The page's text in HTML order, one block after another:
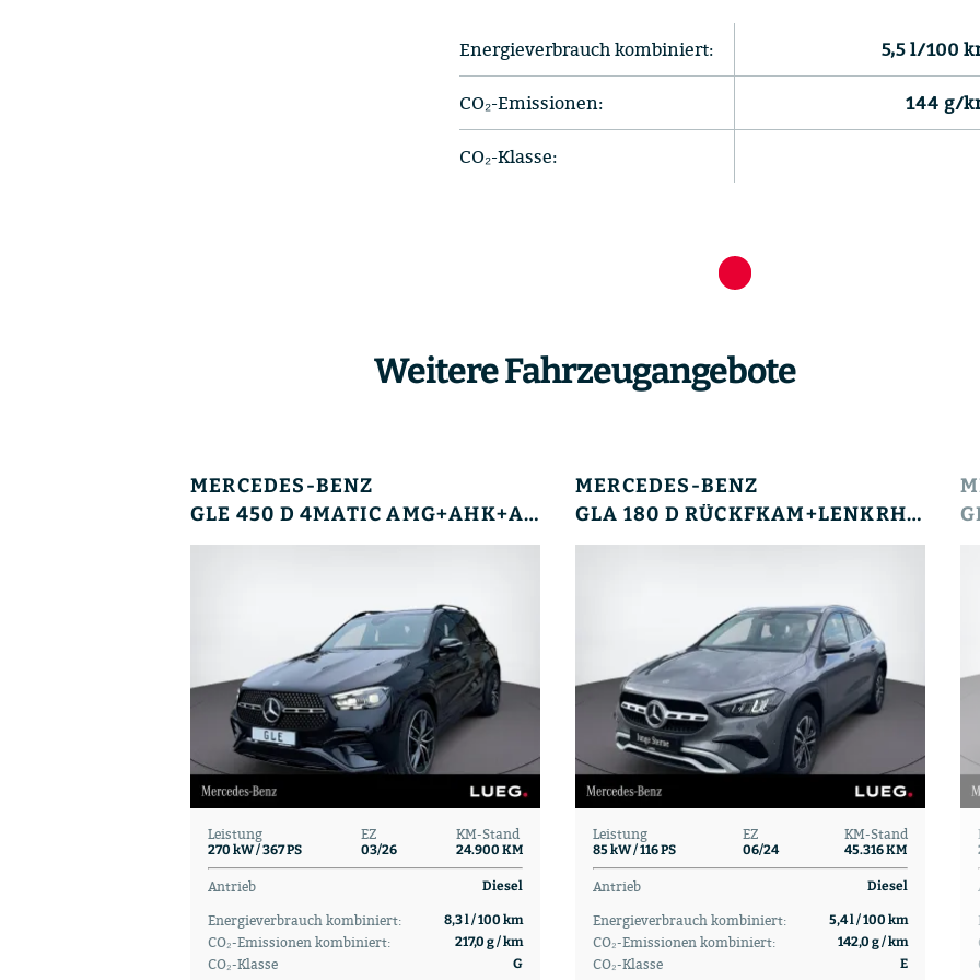
Energieverbrauch kombiniert: 5,5 l/100
CO₂-Emissionen: 144 g/
CO₂-Klasse:
Weitere Fahrzeugangebote
MERCEDES-BENZ
GLE 450 D 4MATIC AMG+AHK+AIRMATIC+STDHZG+MEMORY
Leistung
270 kW / 367 PS
EZ
03/26
KM-Stand
24.900 KM
Antrieb Diesel
Energieverbrauch kombiniert: 8,3 l / 100 km
CO₂-Emissionen kombiniert: 217,0 g / km
CO₂-Klasse G
MERCEDES-BENZ
GLA 180 D RÜCKFKAM+LENKRHZ+LED+EL HECKKL
Leistung
85 kW / 116 PS
EZ
06/24
KM-Stand
45.316 KM
Antrieb Diesel
Energieverbrauch kombiniert: 5,4 l / 100 km
CO₂-Emissionen kombiniert: 142,0 g / km
CO₂-Klasse E